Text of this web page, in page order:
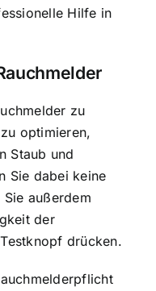
Hilfe in
zu
optimieren,
Staub und
Sie dabei keine
außerdem
der
drücken.